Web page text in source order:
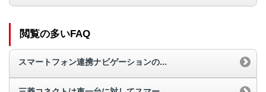
閲覧の多いFAQ
スマートフォン連携ナビゲーションの...